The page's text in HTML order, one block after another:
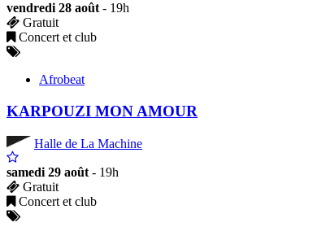
vendredi 28 août- 19h
Gratuit
Concert et club
Afrobeat
KARPOUZI MON AMOUR
Halle de La Machine
samedi 29 août- 19h
Gratuit
Concert et club